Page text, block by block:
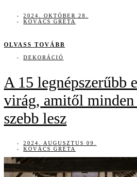
2024. OKTÓBER 28.
KOVÁCS GRÉTA
OLVASS TOVÁBB
DEKORÁCIÓ
A 15 legnépszerűbb
virág, amitől minden
szebb lesz
2024. AUGUSZTUS 09.
KOVÁCS GRÉTA